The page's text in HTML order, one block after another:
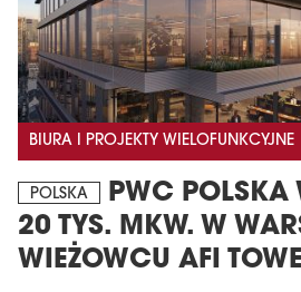
BIURA I PROJEKTY WIELOFUNKCYJNE
POLSKA
PWC POLSKA
20 TYS. MKW. W
WIEŻOWCU AFI